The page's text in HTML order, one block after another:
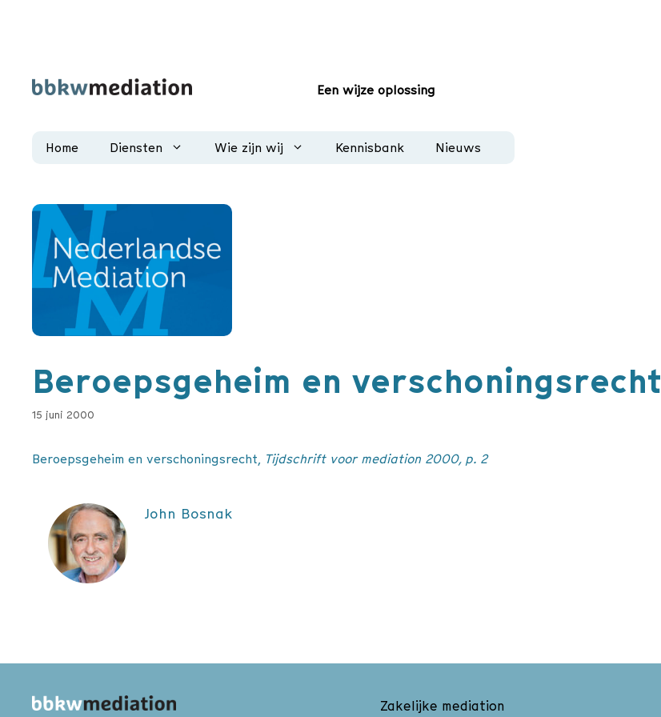
Een wijze oplossing
Home Diensten Wie zijn wij Kennisbank Nieuws
Beroepsgeheim en verschoningsrecht
15 juni 2000
Beroepsgeheim en verschoningsrecht, Tijdschrift voor mediation 2000, p. 2
John Bosnak
Zakelijke mediation